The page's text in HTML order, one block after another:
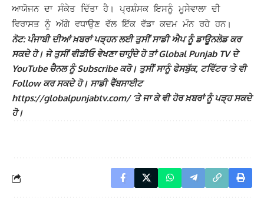
ਆਯੋਜਨ ਦਾ ਸੰਕੇਤ ਦਿੱਤਾ ਹੈ। ਪ੍ਰਸ਼ੰਸਕ ਇਸਨੂੰ ਮੂਸੇਵਾਲਾ ਦੀ
ਵਿਰਾਸਤ ਨੂੰ ਅੱਗੇ ਵਧਾਉਣ ਵੱਲ ਇੱਕ ਵੱਡਾ ਕਦਮ ਮੰਨ ਰਹੇ ਹਨ।
ਨੋਟ: ਪੰਜਾਬੀ ਦੀਆਂ ਖ਼ਬਰਾਂ ਪੜ੍ਹਨ ਲਈ ਤੁਸੀਂ ਸਾਡੀ ਐਪ ਨੂੰ ਡਾਊਨਲੋਡ ਕਰ
ਸਕਦੇ ਹੋ। ਜੇ ਤੁਸੀਂ ਵੀਡੀਓ ਵੇਖਣਾ ਚਾਹੁੰਦੇ ਹੋ ਤਾਂ Global Punjab TV ਦੇ
YouTube ਚੈਨਲ ਨੂੰ Subscribe ਕਰੋ। ਤੁਸੀਂ ਸਾਨੂੰ ਫੇਸਬੁੱਕ, ਟਵਿੱਟਰ ‘ਤੇ ਵੀ
Follow ਕਰ ਸਕਦੇ ਹੋ। ਸਾਡੀ ਵੈੱਬਸਾਈਟ
https://globalpunjabtv.com/ ‘ਤੇ ਜਾ ਕੇ ਵੀ ਹੋਰ ਖ਼ਬਰਾਂ ਨੂੰ ਪੜ੍ਹ ਸਕਦੇ
ਹੋ।